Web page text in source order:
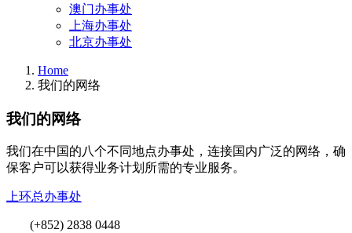
澳门办事处
上海办事处
北京办事处
Home
我们的网络
我们的网络
我们在中国的八个不同地点办事处，连接国内广泛的网络，确
保客户可以获得业务计划所需的专业服务。
上环总办事处
(+852) 2838 0448